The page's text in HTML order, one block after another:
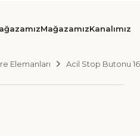
MağazamızKanalımız
Elemanları Acil Stop Butonu